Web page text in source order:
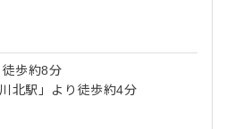
歩約8分
北駅」より徒歩約4分